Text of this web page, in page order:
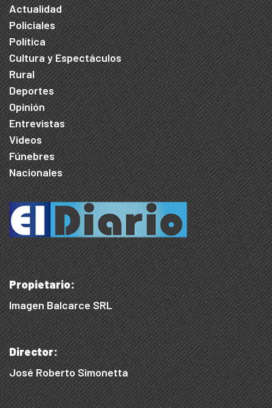
Actualidad
Policiales
Política
Cultura y Espectáculos
Rural
Deportes
Opinión
Entrevistas
Videos
Fúnebres
Nacionales
Propietario:
Imagen Balcarce SRL
Director:
José Roberto Simonetta